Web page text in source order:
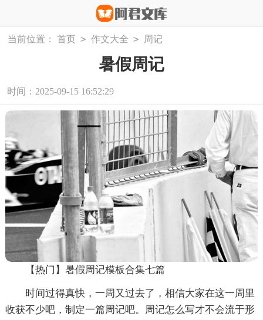
当前位置： 首页 > 作文大全 > 周记
暑假周记
时间：2025-09-15 16:52:29
【热门】暑假周记模板合集七篇
时间过得真快，一周又过去了，相信大家在这一周里
收获不少吧，制定一篇周记吧。周记怎么写才不会流于形